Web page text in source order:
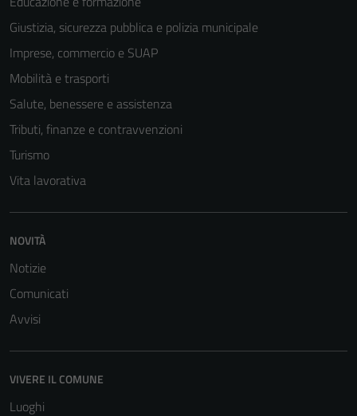
Giustizia, sicurezza pubblica e polizia municipale
Imprese, commercio e SUAP
Mobilità e trasporti
Salute, benessere e assistenza
Tributi, finanze e contravvenzioni
Turismo
Vita lavorativa
NOVITÀ
Notizie
Comunicati
Avvisi
VIVERE IL COMUNE
Luoghi